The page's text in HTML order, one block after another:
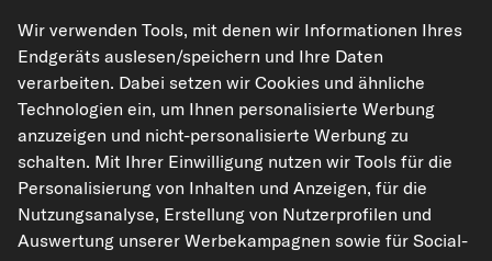
kfzteile24.de carpardoo.nl
carpardoo.fr
carpardoo.dk
Wir verwenden Tools, mit denen wir Informationen Ihres
Endgeräts auslesen/speichern und Ihre Daten
verarbeiten. Dabei setzen wir Cookies und ähnliche
Technologien ein, um Ihnen personalisierte Werbung
anzuzeigen und nicht-personalisierte Werbung zu
schalten. Mit Ihrer Einwilligung nutzen wir Tools für die
Personalisierung von Inhalten und Anzeigen, für die
Nutzungsanalyse, Erstellung von Nutzerprofilen und
Auswertung unserer Werbekampagnen sowie für Social-